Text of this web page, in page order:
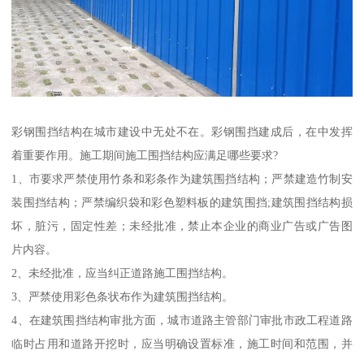
彩钢围挡结构在城市建设中无处不在。彩钢围挡建成后，在中发挥
着重要作用。施工期间施工围挡结构应满足哪些要求?
1、市要求严禁使用竹条和彩条作为建筑围挡结构；严禁建造竹制安
装围挡结构；严禁编织袋和彩色塑料板的建筑围挡;建筑围挡结构损
坏，脏污，固定性差；未经批准，禁止本企业的商业广告或广告图
片内容。
2、未经批准，应当纠正道路施工围挡结构。
3、严禁使用彩色条状布作为建筑围挡结构。
4、在建筑围挡结构审批方面，城市道路主管部门审批市政工程道路
临时占用和道路开挖时，应当明确设置标准，施工时间和范围，并